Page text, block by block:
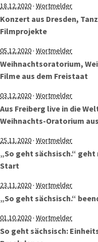
18.12.2020· Wortmelder
Konzert aus Dresden,
Filmprojekte
05.12.2020· Wortmelder
Weihnachtsoratorium,
Filme aus dem Freistaat
03.12.2020· Wortmelder
Aus Freiberg live in die
Weihnachts-Oratorium
25.11.2020· Wortmelder
„So geht sächsisch.“
Start
23.11.2020· Wortmelder
„So geht sächsisch.“
01.10.2020· Wortmelder
So geht sächsisch: